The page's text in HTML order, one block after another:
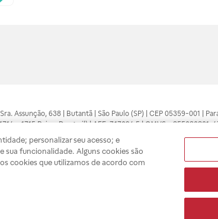
Assunção, 638 | Butantã | São Paulo (SP) | CEP 05359-001 |
e 1715 Raia e Drogasil) | AFE: 7.17094.5 | CMVS -
da área médica. Somente o médico está apto a
divulgados no site são válidos apenas para compras feitas
possa realizar suas compras com tranquilidade. A privacidade
personalizar seu acesso; e
funcionalidade. Alguns cookies são
cookies que utilizamos de acordo com